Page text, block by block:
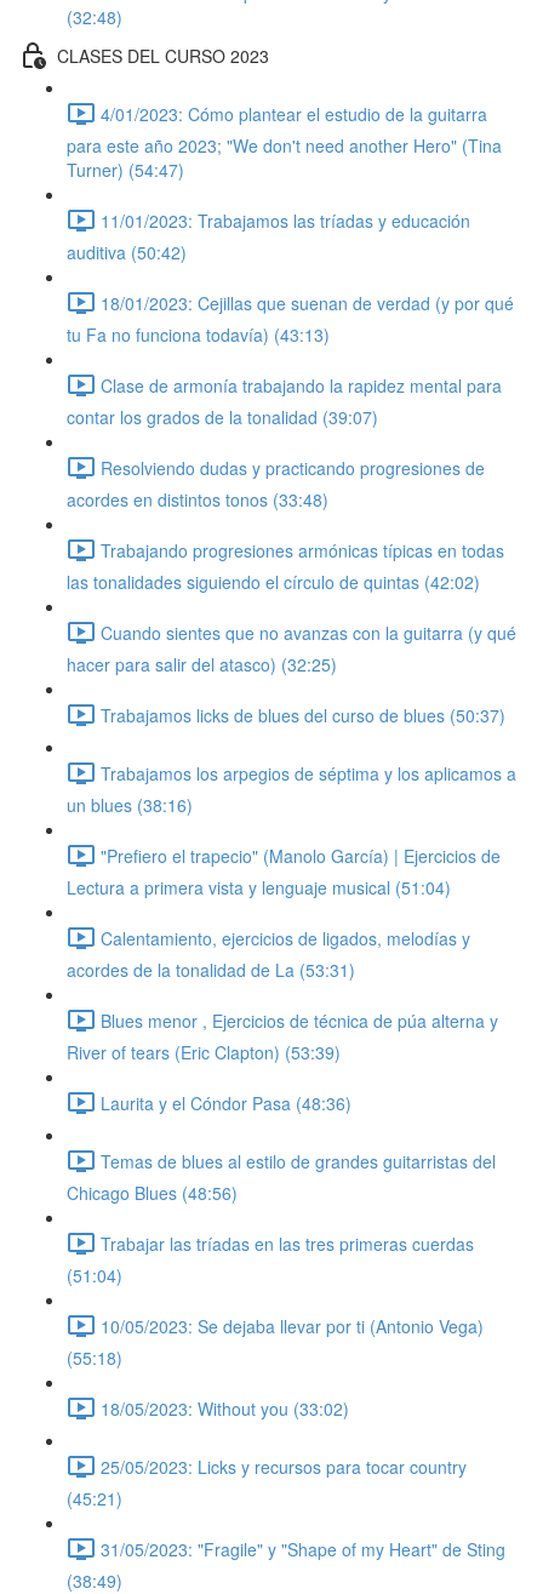
(32:48)
CLASES DEL CURSO 2023
4/01/2023: Cómo plantear el estudio de la guitarra
para este año 2023; "We don't need another Hero" (Tina
Turner) (54:47)
11/01/2023: Trabajamos las tríadas y educación
auditiva (50:42)
18/01/2023: Cejillas que suenan de verdad (y por qué
tu Fa no funciona todavía) (43:13)
Clase de armonía trabajando la rapidez mental para
contar los grados de la tonalidad (39:07)
Resolviendo dudas y practicando progresiones de
acordes en distintos tonos (33:48)
Trabajando progresiones armónicas típicas en todas
las tonalidades siguiendo el círculo de quintas (42:02)
Cuando sientes que no avanzas con la guitarra (y qué
hacer para salir del atasco) (32:25)
Trabajamos licks de blues del curso de blues (50:37)
Trabajamos los arpegios de séptima y los aplicamos a
un blues (38:16)
"Prefiero el trapecio" (Manolo García) | Ejercicios de
Lectura a primera vista y lenguaje musical (51:04)
Calentamiento, ejercicios de ligados, melodías y
acordes de la tonalidad de La (53:31)
Blues menor , Ejercicios de técnica de púa alterna y
River of tears (Eric Clapton) (53:39)
Laurita y el Cóndor Pasa (48:36)
Temas de blues al estilo de grandes guitarristas del
Chicago Blues (48:56)
Trabajar las tríadas en las tres primeras cuerdas
(51:04)
10/05/2023: Se dejaba llevar por ti (Antonio Vega)
(55:18)
18/05/2023: Without you (33:02)
25/05/2023: Licks y recursos para tocar country
(45:21)
31/05/2023: "Fragile" y "Shape of my Heart" de Sting
(38:49)